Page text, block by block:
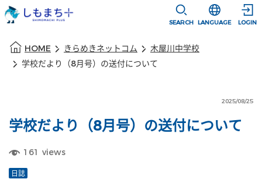
SEARCH
選択すると言
LANGUAGE LOGIN
HOME きらめきネットコム
木屋川中学校
学校だより（8月号）の送付について
2025/08/25
学校だより（8月号）の送付について
161 views
日誌